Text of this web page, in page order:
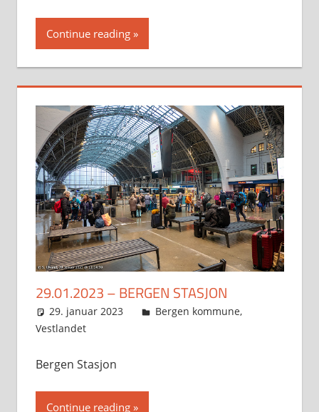
Continue reading
29.01.2023 – BERGEN STASJON
29. januar 2023 Svein
Bergen kommune,
Vestlandet
Bergen Stasjon
Continue reading